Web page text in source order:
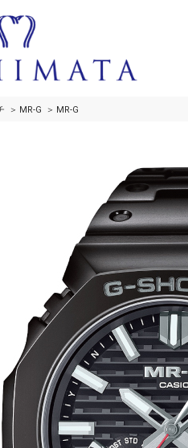
MR-G MR-G